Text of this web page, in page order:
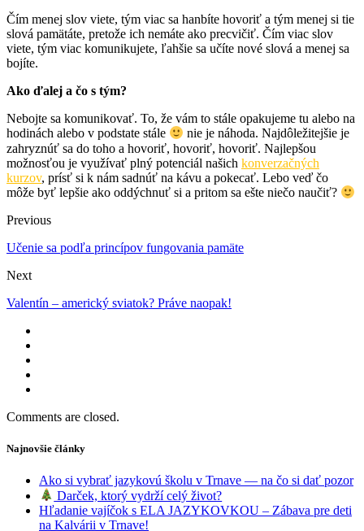
Čím menej slov viete, tým viac sa hanbíte hovoriť a tým menej si tie
slová pamätáte, pretože ich nemáte ako precvičiť. Čím viac slov
viete, tým viac komunikujete, ľahšie sa učíte nové slová a menej sa
bojíte.
Ako ďalej a čo s tým?
Nebojte sa komunikovať. To, že vám to stále opakujeme tu alebo na
hodinách alebo v podstate stále
nie je náhoda. Najdôležitejšie je
zahryznúť sa do toho a hovoriť, hovoriť, hovoriť. Najlepšou
možnosťou je využívať plný potenciál našich konverzačných
kurzov, prísť si k nám sadnúť na kávu a pokecať. Lebo veď čo
môže byť lepšie ako oddýchnuť si a pritom sa ešte niečo naučiť?
Previous
Učenie sa podľa princípov fungovania pamäte
Next
Valentín – americký sviatok? Práve naopak!
Comments are closed.
Najnovšie články
Ako si vybrať jazykovú školu v Trnave — na čo si dať pozor
Darček, ktorý vydrží celý život?
Hľadanie vajíčok s ELA JAZYKOVKOU – Zábava pre deti
na Kalvárii v Trnave!